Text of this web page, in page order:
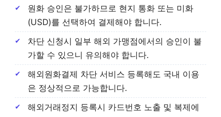
원화 승인은 불가하므로 현지 통화 또는 미화
(USD)를 선택하여 결제해야 합니다.
차단 신청시 일부 해외 가맹점에서의 승인이 불
가할 수 있으니 유의해야 합니다.
해외원화결제 차단 서비스 등록해도 국내 이용
은 정상적으로 가능합니다.
해외거래정지 등록시 카드번호 노출 및 복제에